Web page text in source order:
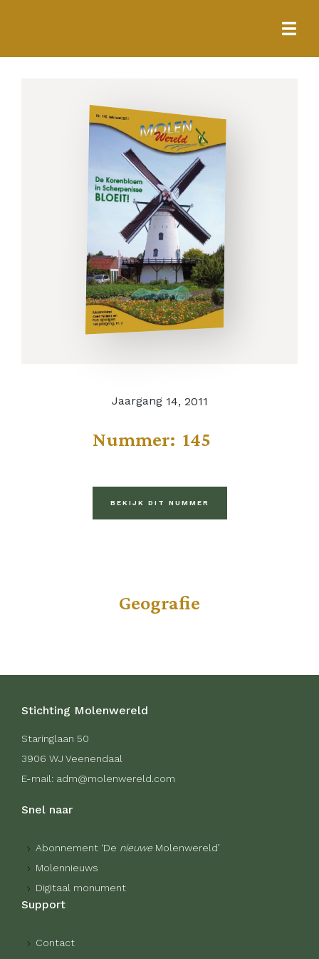
Jaargang 14, 2011
Nummer: 145
BEKIJK DIT NUMMER
Geografie
Stichting Molenwereld
Staringlaan 50
3906 WJ Veenendaal
E-mail: adm@molenwereld.com
Snel naar
Abonnement ‘De nieuwe Molenwereld’
Molennieuws
Digitaal monument
Support
Contact